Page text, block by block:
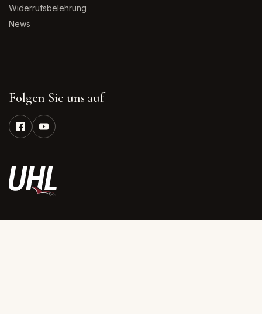
Widerrufsbelehrung
News
Folgen Sie uns auf